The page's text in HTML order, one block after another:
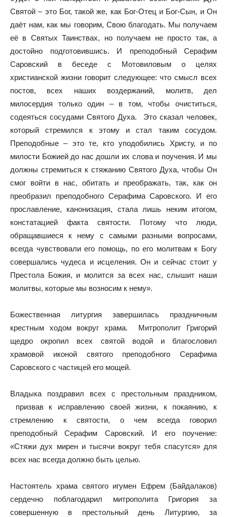
Святой – это Бог, такой же, как Бог-Отец и Бог-Сын, и Он
даёт нам, как мы говорим, Свою благодать. Мы получаем
её в Святых Таинствах, но получаем не просто так, а
достойно подготовившись. И преподобный Серафим
Саровский в беседе с Мотовиловым о целях
христианской жизни говорит следующее: что смысл всех
постов, всех наших воздержаний, молитв, дел
милосердия только один – в том, чтобы очиститься,
содеяться сосудами Святого Духа. Это сказал человек,
который стремился к этому и стал таким сосудом.
Преподобные – это те, кто уподобились Христу, и по
милости Божией до нас дошли их слова и поучения. И мы
должны стремиться к стяжанию Святого Духа, чтобы Он
смог войти в нас, обитать и преображать, так, как он
преобразил преподобного Серафима Саровского. И его
прославление, канонизация, стала лишь неким итогом,
констатацией факта святости. Потому что люди,
обращавшиеся к нему с самыми разными вопросами,
всегда чувствовали его помощь, по его молитвам к Богу
совершались чудеса и исцеления. Он и сейчас стоит у
Престола Божия, и молится за всех нас, слышит наши
молитвы, которые мы возносим к нему».
Божественная литургия завершилась праздничным
крестным ходом вокруг храма. Митрополит Григорий
щедро окропил всех святой водой и благословил
храмовой иконой святого преподобного Серафима
Саровского с частицей его мощей.
Владыка поздравил всех с престольным праздником,
призвав к исправлению своей жизни, к покаянию, к
стремлению к святости, о чем всегда говорил
преподобный Серафим Саровский. И его поучение:
«Стяжи дух мирен и тысячи вокруг тебя спасутся» для
всех нас всегда должно быть целью.
Настоятель храма святого игумен Ефрем (Байдалаков)
сердечно поблагодарил митрополита Григория за
совершенную в престольный день Литургию, за